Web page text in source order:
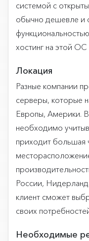
системой с
обычно дешевле и
хостинг на этой
Локация
Разные компании
серверы, которые
Европы, Америки.
необходимо
приходит большая
России,
клиент сможет
своих
Необходимые